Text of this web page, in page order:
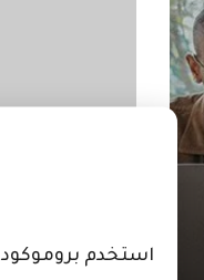
استخدم بروموكود